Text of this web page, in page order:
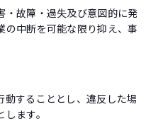
・故障・過失及び意図的に発
の中断を可能な限り抑え、事
動することとし、違反した場
ます。